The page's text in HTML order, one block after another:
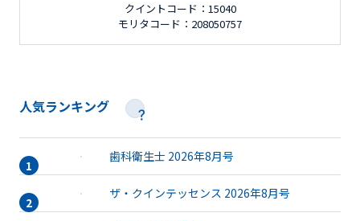
クイントコード：15040
モリタコード：208050757
人気ランキング
歯科衛生士 2026年8月号
ザ・クインテッセンス 2026年8月号